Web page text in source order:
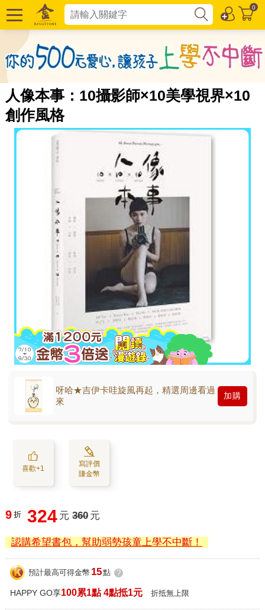
0
人像本事：10攝影師×10美學視界×10
創作風格
呀哈★吉伊卡哇旋風再起，精選周邊看過
來
加購
喜歡+1
寫評價
賺金幣
9 折 324 元 360 元
認購希望書包，幫助弱勢孩童上學不中斷！
預計最高可得金幣 15點 ?
HAPPY GO享100累1點 4點抵1元 折抵無上限